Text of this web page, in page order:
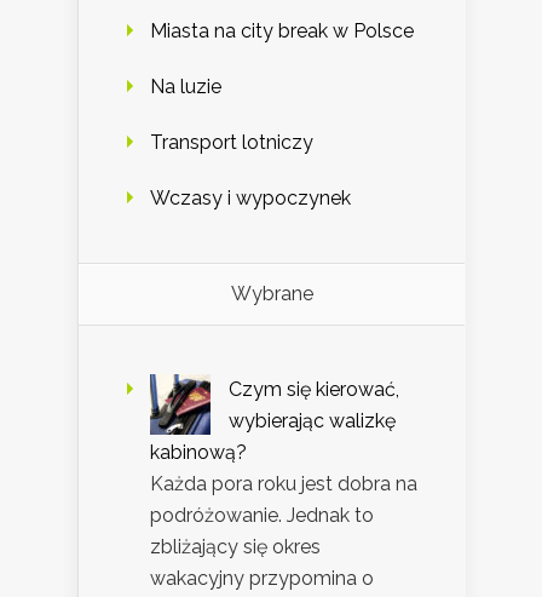
Miasta na city break w Polsce
Na luzie
Transport lotniczy
Wczasy i wypoczynek
Wybrane
Czym się kierować,
wybierając walizkę
kabinową?
Każda pora roku jest dobra na
podróżowanie. Jednak to
zbliżający się okres
wakacyjny przypomina o